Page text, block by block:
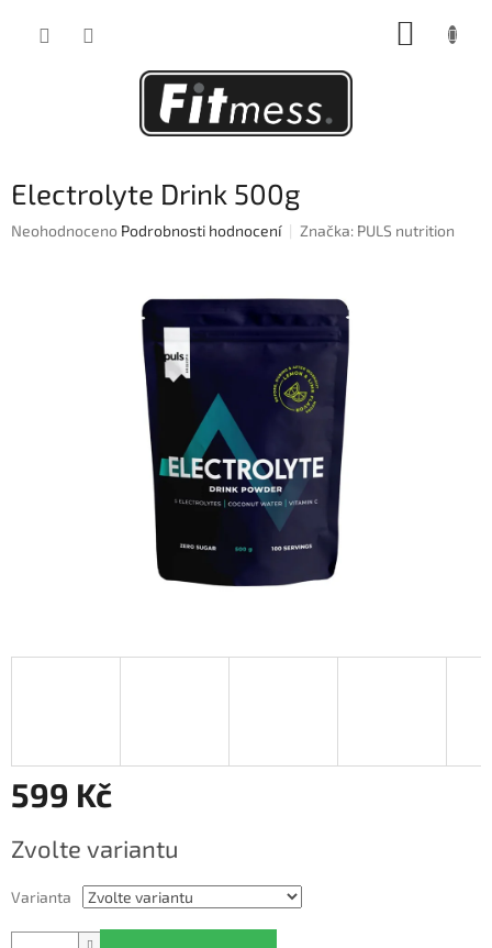
Electrolyte Drink 500g
Průměrné
Neohodnoceno Podrobnosti hodnocení Značka: PULS nutrition
599 Kč
cena:
Zvolte variantu
Varianta